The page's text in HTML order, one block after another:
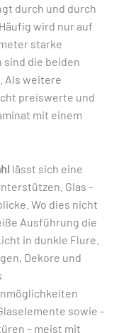
durch und durch
wird nur auf
starke
sind die beiden
Als weitere
preiswerte und
mit einem
lässt sich eine
Glas
Wo dies nicht
Aus­führung die
in dunkle Flure.
­Dekore und
sowie
– meist mit